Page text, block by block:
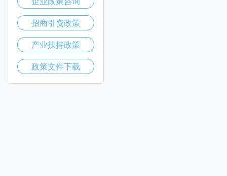
招商引资政策
产业扶持政策
政策文件下载